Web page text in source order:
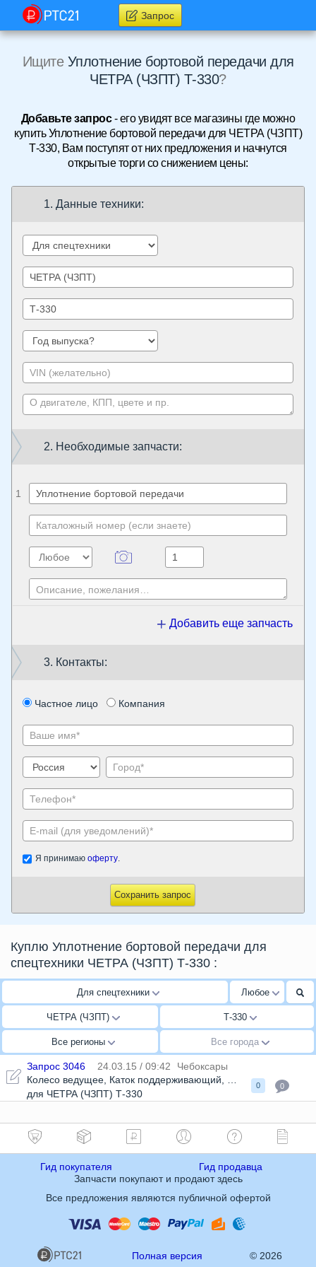
Запрос
Ищите Уплотнение бортовой передачи для
ЧЕТРА (ЧЗПТ) Т-330?
Добавьте запрос- его увидят все магазины где можно
купить Уплотнение бортовой передачи для ЧЕТРА (ЧЗПТ)
Т-330, Вам поступят от них предложения и начнутся
открытые торги со снижением цены:
1. Данные техники:
2. Необходимые запчасти:
1
Добавить еще запчасть
3. Контакты:
Частное лицо Компания
Я принимаю оферту.
Сохранить запрос
Куплю Уплотнение бортовой передачи для
спецтехники ЧЕТРА (ЧЗПТ) Т-330 :
Для спецтехники Любое
ЧЕТРА (ЧЗПТ) Т-330
Все регионы Все города
Запрос 3046 24.03.15 / 09:42
Чебоксары
Колесо ведущее Каток поддерживающий
Уплотнение
для ЧЕТРА (ЧЗПТ) Т-330
0 0
Гид покупателя
Гид продавца
Запчасти покупают и продают здесь
Все предложения являются публичной офертой
Полная версия © 2026